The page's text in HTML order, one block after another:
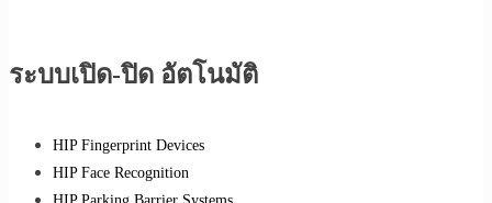
ระบบเปิด-ปิด อัตโนมัติ
HIP Fingerprint Devices
HIP Face Recognition
HIP Parking Barrier Systems